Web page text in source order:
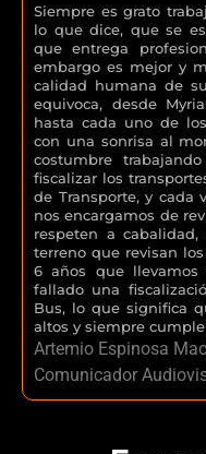
Siempre es grato
lo que dice, que se
que entrega
embargo es mejor y
calidad humana de
equivoca, desde
hasta cada uno de
con una sonrisa al
costumbre
fiscalizar los
de Transporte, y cada
nos encargamos de
respeten a
terreno que revisan
6 años que llevamos
fallado una
Bus, lo que significa
altos y siempre
Artemio Espinosa
Comunicador